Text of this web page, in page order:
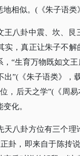
相似。 (《朱子语类
王八卦中震、坎、艮
实，真正让朱子不解
“生育万物既如文
”(《朱子语类》，
，后天之学”(《周
化。
天八卦方位有三个
卦，即来自于陈抟